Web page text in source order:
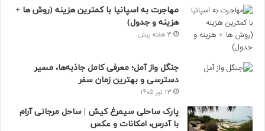
مهاجرت به اسپانیا با کمترین هزینه (روش ها +
هزینه و جدول)
3 هفته پیش
جنگل واز آمل؛ معرفی کامل جاذبه‌ها، مسیر
دسترسی و بهترین زمان سفر
13 تیر 1405
پارک ساحلی سیمرغ کیش | ساحل مرجانی آرام
با آدرس، امکانات و عکس